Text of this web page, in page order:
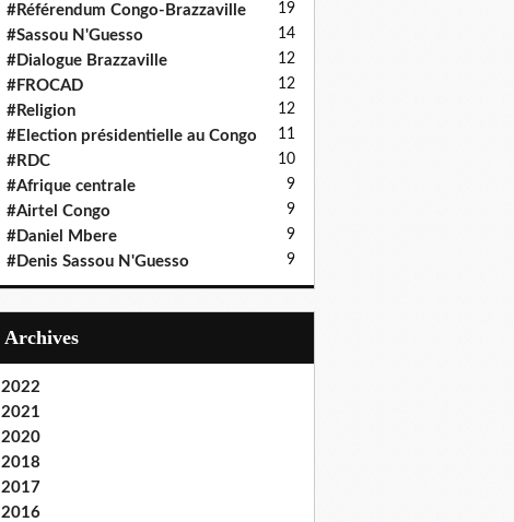
#Référendum Congo-Brazzaville 19
#Sassou N'Guesso 14
#Dialogue Brazzaville 12
#FROCAD 12
#Religion 12
#Election présidentielle au Congo 11
#RDC 10
#Afrique centrale 9
#Airtel Congo 9
#Daniel Mbere 9
#Denis Sassou N'Guesso 9
Archives
2022
2021
2020
2018
2017
2016